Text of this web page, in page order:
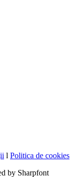
l Politica de cookies
by Sharpfont